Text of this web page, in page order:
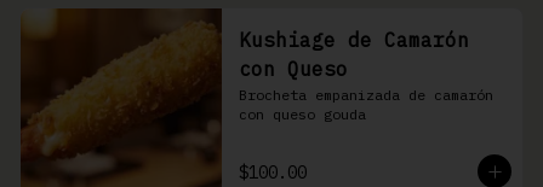
Kushiage de Camarón
con Queso
Brocheta empanizada de camarón
con queso gouda
$100.00